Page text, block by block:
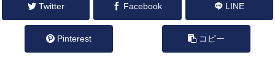
Twitter Facebook LINE
Pinterest コピー